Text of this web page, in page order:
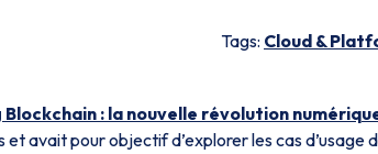
Tags: Cloud &
Blockchain : la nouvelle révolution
avait pour objectif d’explorer les cas d’usage